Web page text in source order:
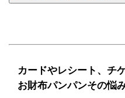
カードやレシート、チ
お財布パンパンその悩